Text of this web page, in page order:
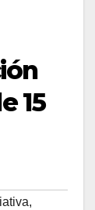
15
,